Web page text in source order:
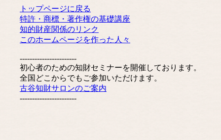
トップページに戻る
特許・商標・著作権の基礎講座
知的財産関係のリンク
このホームページを作った人々
-----------------------
初心者のための知財セミナーを開催しております。
全国どこからでもご参加いただけます。
古谷知財サロンのご案内
-----------------------